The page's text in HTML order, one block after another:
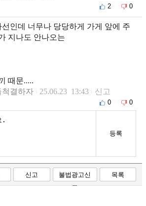
2 0
선인데 너무나 당당하게 가게 앞에 주
지나도 안나오는
때문.....
척결하자
25.06.23 13:43 신고
0 0
등록
신고
불법광고신
고
목록